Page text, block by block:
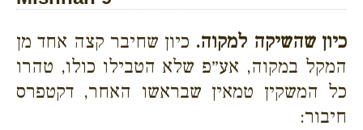
כיון שהשיקה למקוה. כיון שחיבר קצה אחד מן
המקל במקוה, אע״פ שלא הטבילו כולו, טהרו
כל המשקין טמאין שבראשו האחר, דקטפרס
חיבור: